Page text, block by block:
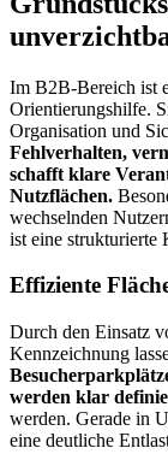
Im B2B-Bereich ist
Orientierungshilfe.
Organisation und
Fehlverhalten,
schafft klare
Nutzflächen.
wechselnden
ist eine strukturierte
Effiziente
Durch den Einsatz
Kennzeichnung
werden klar
werden. Gerade in
eine deutliche